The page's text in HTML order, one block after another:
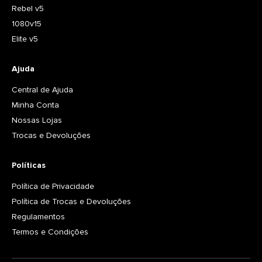
Rebel v5
1080v15
Elite v5
Ajuda
Central de Ajuda
Minha Conta
Nossas Lojas
Trocas e Devoluções
Políticas
Política de Privacidade
Política de Trocas e Devoluções
Regulamentos
Termos e Condições